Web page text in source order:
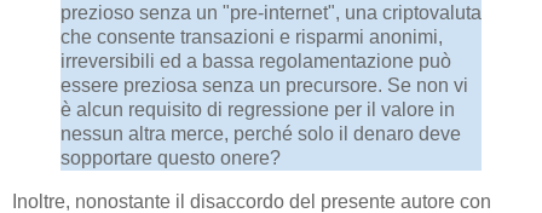
prezioso senza un "pre-internet", una criptovaluta
che consente transazioni e risparmi anonimi,
irreversibili ed a bassa regolamentazione può
essere preziosa senza un precursore. Se non vi
è alcun requisito di regressione per il valore in
nessun altra merce, perché solo il denaro deve
sopportare questo onere?
Inoltre, nonostante il disaccordo del presente autore con